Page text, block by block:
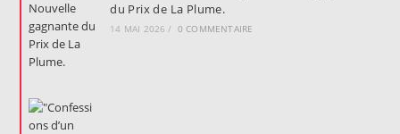
du Prix de La Plume.
14 MAI 2026 / 0 COMMENTAIRE